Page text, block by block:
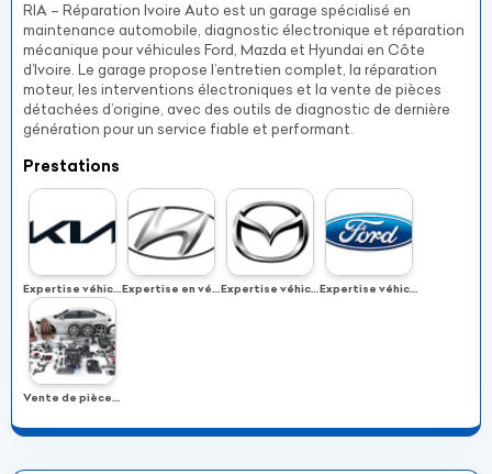
RIA – Réparation Ivoire Auto est un garage spécialisé en
maintenance automobile, diagnostic électronique et réparation
mécanique pour véhicules Ford, Mazda et Hyundai en Côte
d’Ivoire. Le garage propose l’entretien complet, la réparation
moteur, les interventions électroniques et la vente de pièces
détachées d’origine, avec des outils de diagnostic de dernière
génération pour un service fiable et performant.
Prestations
Expertise véhicules KIA Expertise en véhicules HYUNDAI Expertise véhicules MAZDA Expertise véhicules FORD
Vente de pièces détachées